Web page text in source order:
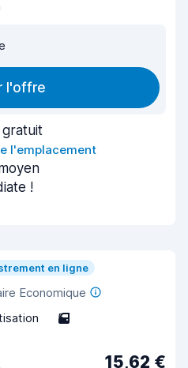
l'offre
l'emplacement
!
en ligne
Economique
5
15,62 €